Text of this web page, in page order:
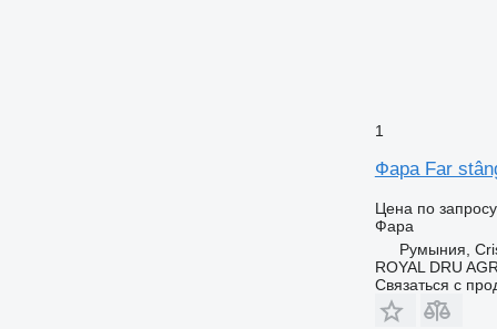
1
Фара Far
Цена по запросу
Фара
Румыния,
ROYAL DRU
Связаться с